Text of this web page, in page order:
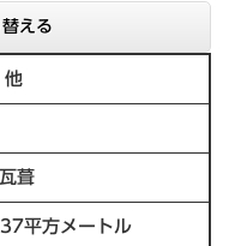
える
葺
平方メートル